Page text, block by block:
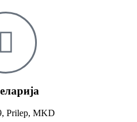
Prilep, MKD